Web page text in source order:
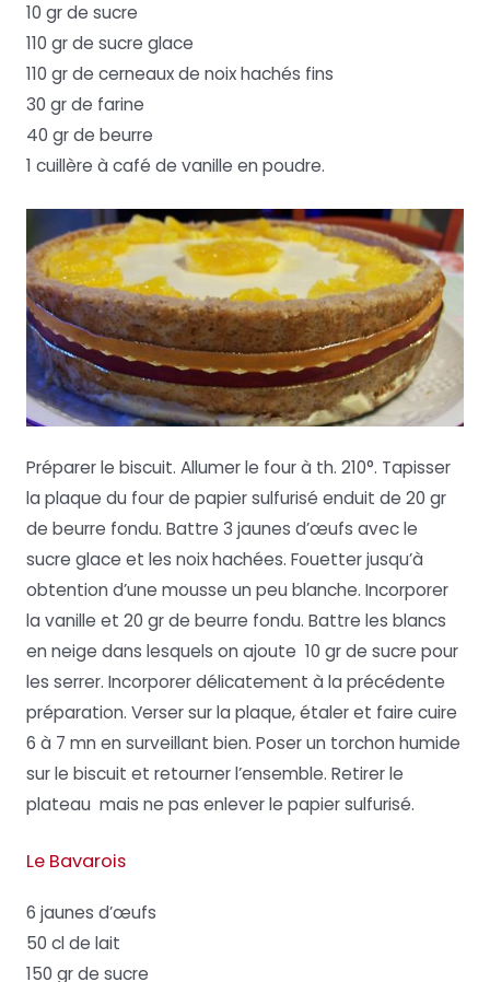
10 gr de sucre
110 gr de sucre glace
110 gr de cerneaux de noix hachés fins
30 gr de farine
40 gr de beurre
1 cuillère à café de vanille en poudre.
Préparer le biscuit. Allumer le four à th. 210°. Tapisser
la plaque du four de papier sulfurisé enduit de 20 gr
de beurre fondu. Battre 3 jaunes d’œufs avec le
sucre glace et les noix hachées. Fouetter jusqu’à
obtention d’une mousse un peu blanche. Incorporer
la vanille et 20 gr de beurre fondu. Battre les blancs
en neige dans lesquels on ajoute 10 gr de sucre pour
les serrer. Incorporer délicatement à la précédente
préparation. Verser sur la plaque, étaler et faire cuire
6 à 7 mn en surveillant bien. Poser un torchon humide
sur le biscuit et retourner l’ensemble. Retirer le
plateau mais ne pas enlever le papier sulfurisé.
Le Bavarois
6 jaunes d’œufs
50 cl de lait
150 gr de sucre